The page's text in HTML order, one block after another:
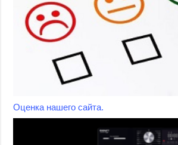
Оценка нашего сайта.